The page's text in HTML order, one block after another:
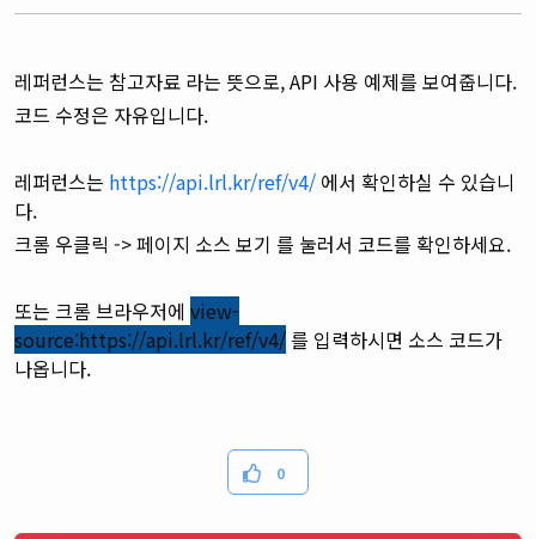
레퍼런스는 참고자료 라는 뜻으로, API 사용 예제를 보여줍니다.
코드 수정은 자유입니다.
레퍼런스는 https://api.lrl.kr/ref/v4/ 에서 확인하실 수 있습니
다.
크롬 우클릭 -> 페이지 소스 보기 를 눌러서 코드를 확인하세요.
또는 크롬 브라우저에 view-
source:https://api.lrl.kr/ref/v4/를 입력하시면 소스 코드가
나옵니다.
0